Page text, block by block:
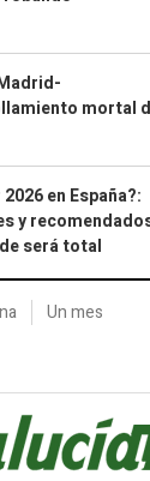
mortal
en España?:
y
será total
Un mes